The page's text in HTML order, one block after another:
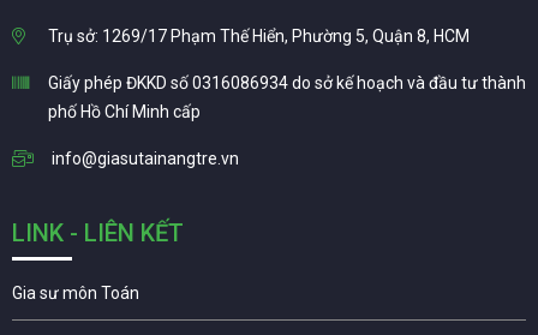
Trụ sở: 1269/17 Phạm Thế Hiển, Phường 5, Quận 8, HCM
Giấy phép ĐKKD số 0316086934 do sở kế hoạch và đầu tư thành
phố Hồ Chí Minh cấp
info@giasutainangtre.vn
LINK - LIÊN KẾT
Gia sư môn Toán